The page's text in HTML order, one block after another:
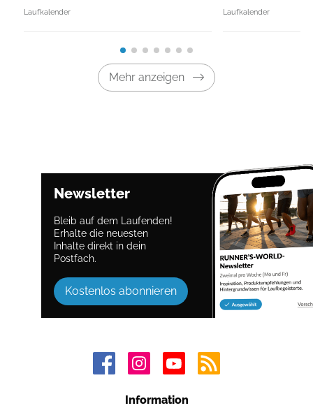
Laufkalender Laufkalender
Mehr anzeigen
Newsletter
Bleib auf dem Laufenden!
Erhalte die neuesten
Inhalte direkt in dein
Postfach.
Kostenlos abonnieren
Information